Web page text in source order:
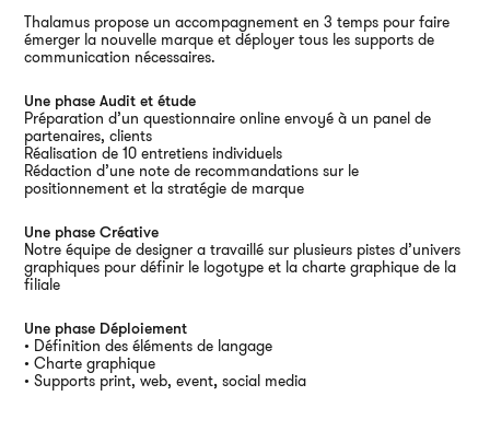
Thalamus propose un accompagnement en 3 temps pour faire
émerger la nouvelle marque et déployer tous les supports de
communication nécessaires.
Une phase Audit et étude
Préparation d’un questionnaire online envoyé à un panel de
partenaires, clients
Réalisation de 10 entretiens individuels
Rédaction d’une note de recommandations sur le
positionnement et la stratégie de marque
Une phase Créative
Notre équipe de designer a travaillé sur plusieurs pistes d’univers
graphiques pour définir le logotype et la charte graphique de la
filiale
Une phase Déploiement
• Définition des éléments de langage
• Charte graphique
• Supports print, web, event,social media